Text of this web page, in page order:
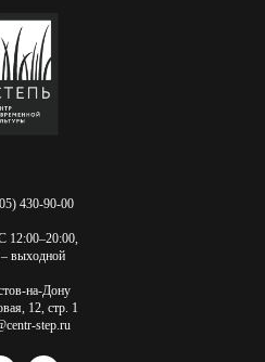
430-90-00
12:00–20:00,
выходной
на-Дону
12, стр. 1
step.ru